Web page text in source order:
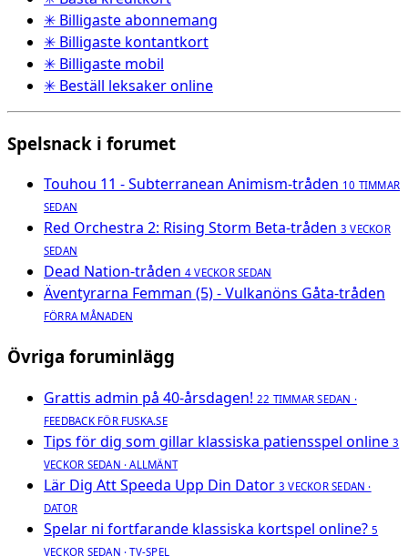
✳ Billigaste abonnemang
✳ Billigaste kontantkort
✳ Billigaste mobil
✳ Beställ leksaker online
Spelsnack i forumet
Touhou 11 - Subterranean Animism-tråden 10 TIMMAR
SEDAN
Red Orchestra 2: Rising Storm Beta-tråden 3 VECKOR
SEDAN
Dead Nation-tråden 4 VECKOR SEDAN
Äventyrarna Femman (5) - Vulkanöns Gåta-tråden
FÖRRA MÅNADEN
Övriga foruminlägg
Grattis admin på 40-årsdagen! 22 TIMMAR SEDAN ·
FEEDBACK FÖR FUSKA.SE
Tips för dig som gillar klassiska patiensspel online 3
VECKOR SEDAN · ALLMÄNT
Lär Dig Att Speeda Upp Din Dator 3 VECKOR SEDAN ·
DATOR
Spelar ni fortfarande klassiska kortspel online? 5
VECKOR SEDAN · TV-SPEL